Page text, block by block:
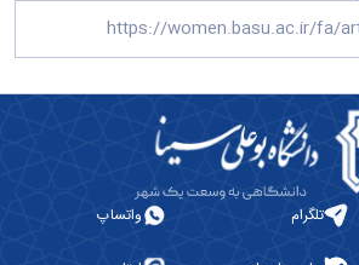
تلگرام واتساپ